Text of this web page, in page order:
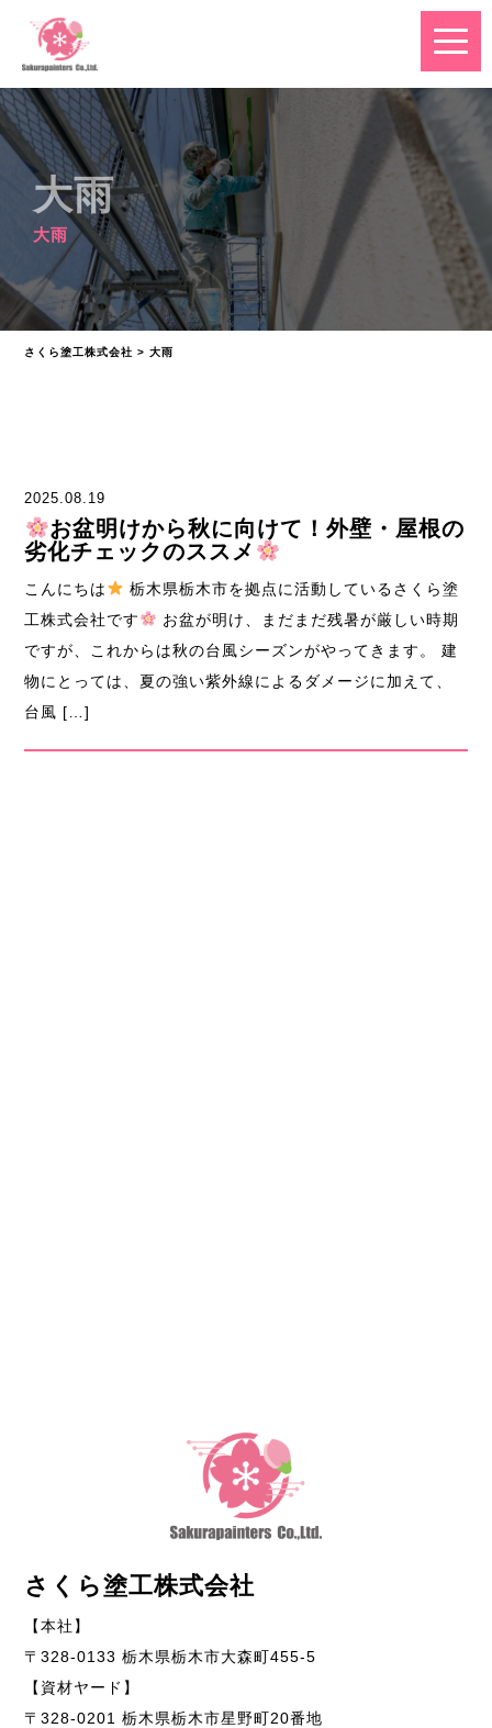
大雨
大雨
さくら塗工株式会社 >大雨
2025.08.19
お盆明けから秋に向けて！外壁・屋根の
劣化チェックのススメ
こんにちは
栃木県栃木市を拠点に活動しているさくら塗
工株式会社です
お盆が明け、まだまだ残暑が厳しい時期
ですが、これからは秋の台風シーズンがやってきます。 建
物にとっては、夏の強い紫外線によるダメージに加えて、
台風 […]
さくら塗工株式会社
【本社】
〒328-0133 栃木県栃木市大森町455-5
【資材ヤード】
〒328-0201 栃木県栃木市星野町20番地